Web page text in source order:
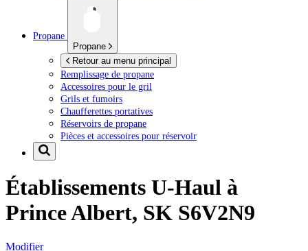
Propane
Propane
Retour au menu principal
Remplissage de propane
Accessoires pour le gril
Grils et fumoirs
Chaufferettes portatives
Réservoirs de propane
Pièces et accessoires pour réservoir
Établissements U-Haul à
Prince Albert, SK S6V2N9
Modifier